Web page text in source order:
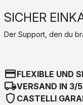
SICHER
Der Support, den du
credit_cardFLEXIBLE UND
local_shippingVERSAND IN 3/
shield CASTELLI